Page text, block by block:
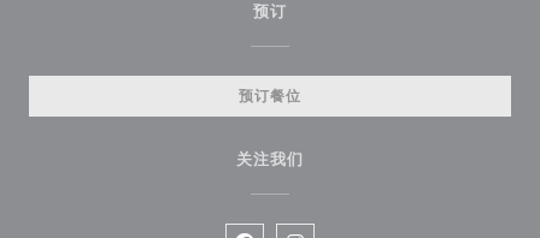
预订
预订餐位
关注我们